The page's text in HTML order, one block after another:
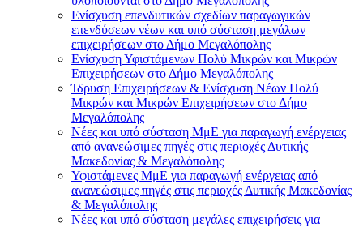
Ενίσχυση επενδυτικών σχεδίων παραγωγικών
επενδύσεων νέων και υπό σύσταση μεγάλων
επιχειρήσεων στο Δήμο Μεγαλόπολης
Ενίσχυση Υφιστάμενων Πολύ Μικρών και Μικρών
Επιχειρήσεων στο Δήμο Μεγαλόπολης
Ίδρυση Επιχειρήσεων & Ενίσχυση Νέων Πολύ
Μικρών και Μικρών Επιχειρήσεων στο Δήμο
Μεγαλόπολης
Νέες και υπό σύσταση ΜμΕ για παραγωγή ενέργειας
από ανανεώσιμες πηγές στις περιοχές Δυτικής
Μακεδονίας & Μεγαλόπολης
Υφιστάμενες ΜμΕ για παραγωγή ενέργειας από
ανανεώσιμες πηγές στις περιοχές Δυτικής Μακεδονίας
& Μεγαλόπολης
Νέες και υπό σύσταση μεγάλες επιχειρήσεις για